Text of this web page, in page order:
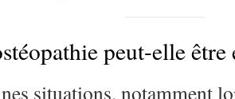
peut-elle être
situations, notamment